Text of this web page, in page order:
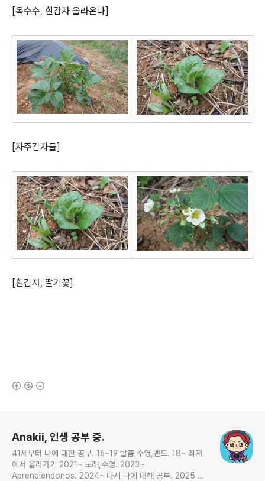
[옥수수, 흰감자 올라온다]
[자주감자들]
[흰감자, 딸기꽃]
Anakii, 인생 공부 중.
41세부터 나에 대한 공부. 16~19 탈춤,수영,밴드. 18~ 최저
에서 올라가기 2021~ 노래,수영. 2023~
Aprendiendonos. 2024~ 다시 나에 대해 공부. 2025 지